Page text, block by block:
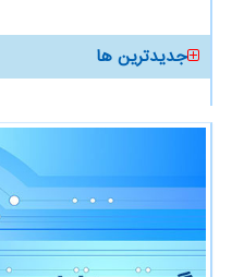
جدیدترین ها